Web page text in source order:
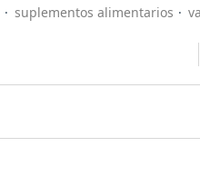
suplementos alimentarios